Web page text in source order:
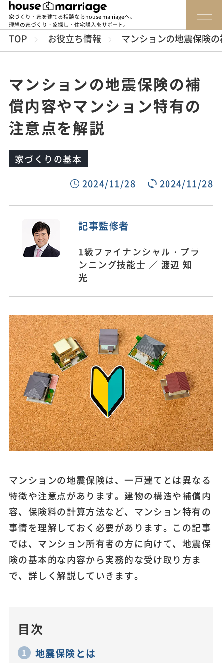
家づくり・家を建てる相談ならhouse marriageへ。
理想の家づくり・家探し・住宅購入をサポート。
TOP お役立ち情報 マンションの地震保険
マンションの地震保険の補
償内容やマンション特有の
注意点を解説
家づくりの基本
2024/11/28
2024/11/28
記事監修者
1級ファイナンシャル・プラ
ンニング技能士 ／ 渡辺 知
光
マンションの地震保険は、一戸建てとは異なる
特徴や注意点があります。建物の構造や補償内
容、保険料の計算方法など、マンション特有の
事情を理解しておく必要があります。この記事
では、マンション所有者の方に向けて、地震保
険の基本的な内容から実務的な受け取り方ま
で、詳しく解説していきます。
目次
地震保険とは